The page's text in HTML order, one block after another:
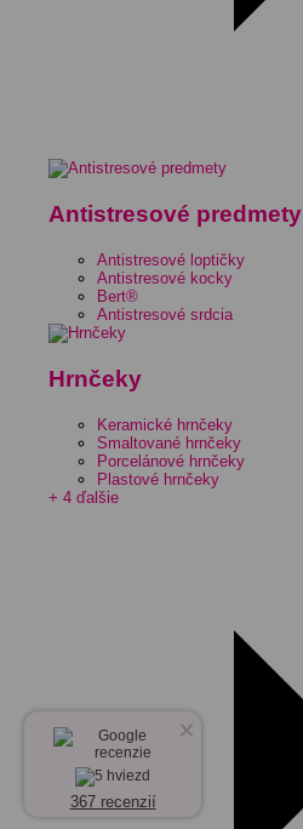
Antistresové predmety
Antistresové loptičky
Antistresové kocky
Bert®
Antistresové srdcia
Hrnčeky
Keramické hrnčeky
Smaltované hrnčeky
Porcelánové hrnčeky
Plastové hrnčeky
+ 4 ďalšie
×
367 recenzií